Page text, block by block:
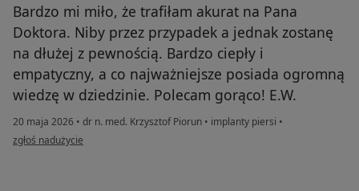
Bardzo mi miło, że trafiłam akurat na Pana
Doktora. Niby przez przypadek a jednak zostanę
na dłużej z pewnością. Bardzo ciepły i
empatyczny, a co najważniejsze posiada ogromną
wiedzę w dziedzinie. Polecam gorąco! E.W.
20 maja 2026 • dr n. med. Krzysztof Piorun • implanty piersi •
w opinii użytkownika EW
zgłoś nadużycie